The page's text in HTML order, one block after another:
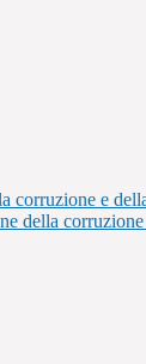
corruzione e
della